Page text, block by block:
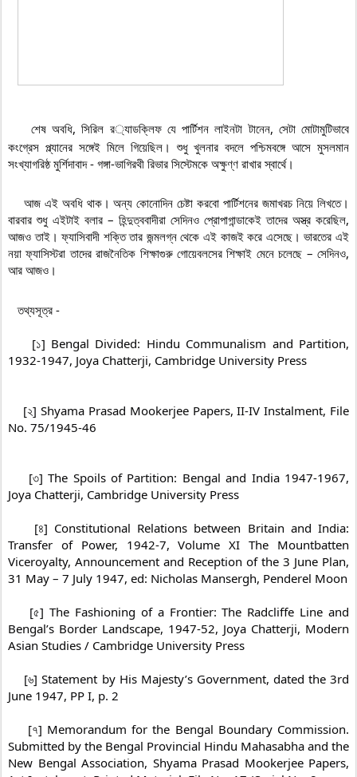
    শেষ অবধি, সিরিল র
্যাডক্লিফ যে পার্টিশন লাইনটা টানেন, সেটা মোটামুটিভাবে
কংগ্রেস প্ল্যানের সঙ্গেই মিলে গিয়েছিল। শুধু খুলনার বদলে পশ্চিমবঙ্গে আসে মুসলমান
সংখ্যাগরিষ্ঠ মুর্শিদাবাদ - গঙ্গা-ভাগিরথী রিভার সিস্টেমকে অক্ষুণ্ণ রাখার স্বার্থে।
বারবার শুধু এইটাই বলার – হিন্দুত্ববাদীরা সেদিনও প্রোপাগান্ডাকেই তাদের অস্ত্র করেছিল,
আজও তাই। ফ্যাসিবাদী শক্তি তার জন্মলগ্ন থেকে এই কাজই করে এসেছে। ভারতের এই
নয়া ফ্যাসিস্টরা তাদের রাজনৈতিক শিক্ষাগুরু গোয়েবলসের শিক্ষাই মেনে চলেছে – সেদিনও,
আর আজও।
1932-1947, Joya Chatterji, Cambridge University Press
No. 75/1945-46
Joya Chatterji, Cambridge University Press
Transfer of Power, 1942-7, Volume XI The Mountbatten
Viceroyalty, Announcement and Reception of the 3 June Plan,
31 May – 7 July 1947, ed: Nicholas Mansergh, Penderel Moon
Bengal’s Border Landscape, 1947-52, Joya Chatterji, Modern
Asian Studies / Cambridge University Press
June 1947, PP I, p. 2
Submitted by the Bengal Provincial Hindu Mahasabha and the
New Bengal Association, Shyama Prasad Mookerjee Papers,